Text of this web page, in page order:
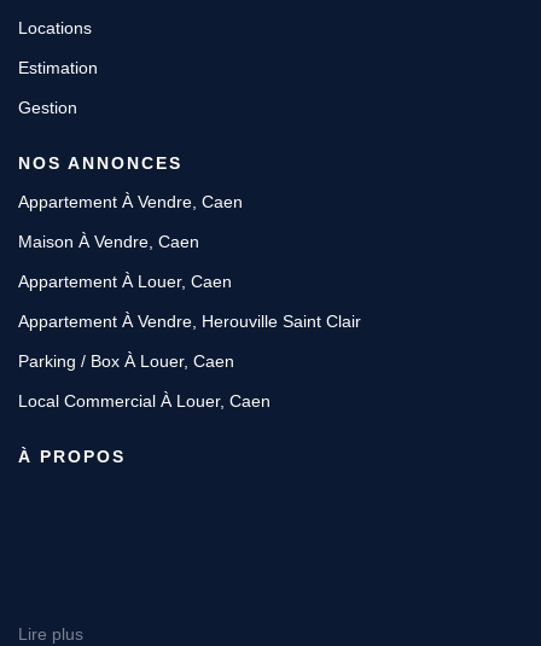
Locations
Estimation
Gestion
NOS ANNONCES
Appartement À Vendre, Caen
Maison À Vendre, Caen
Appartement À Louer, Caen
Appartement À Vendre, Herouville Saint Clair
Parking / Box À Louer, Caen
Local Commercial À Louer, Caen
À PROPOS
Lire plus